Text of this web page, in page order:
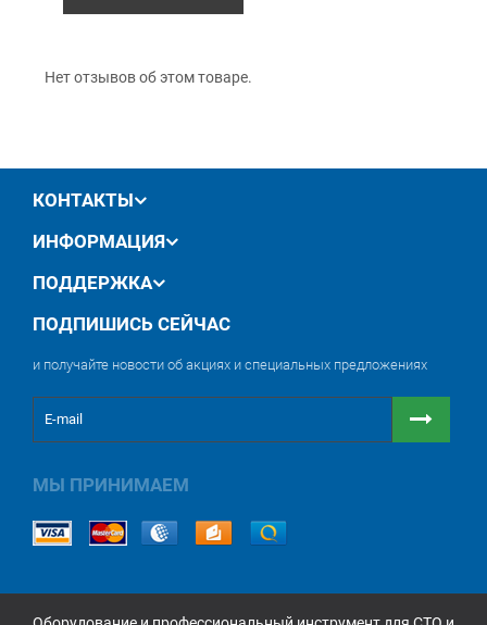
12 месяцев официальной гарантии от
Нет отзывов об этом товаре.
КОНТАКТЫ
ИНФОРМАЦИЯ
ПОДДЕРЖКА
ПОДПИШИСЬ СЕЙЧАС
и получайте новости об акциях и специальных предложениях
МЫ ПРИНИМАЕМ